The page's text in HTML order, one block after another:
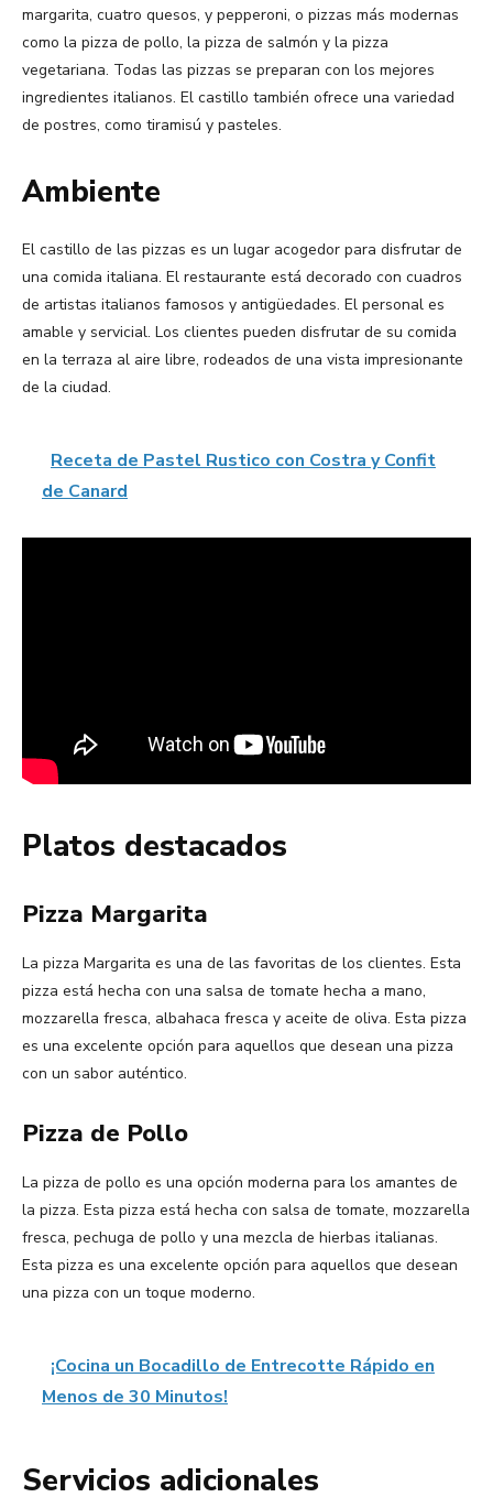
margarita, cuatro quesos, y pepperoni, o pizzas más modernas
como la pizza de pollo, la pizza de salmón y la pizza
vegetariana. Todas las pizzas se preparan con los mejores
ingredientes italianos. El castillo también ofrece una variedad
de postres, como tiramisú y pasteles.
Ambiente
El castillo de las pizzas es un lugar acogedor para disfrutar de
una comida italiana. El restaurante está decorado con cuadros
de artistas italianos famosos y antigüedades. El personal es
amable y servicial. Los clientes pueden disfrutar de su comida
en la terraza al aire libre, rodeados de una vista impresionante
de la ciudad.
Receta de Pastel Rustico con Costra y Confit
de Canard
Platos destacados
Pizza Margarita
La pizza Margarita es una de las favoritas de los clientes. Esta
pizza está hecha con una salsa de tomate hecha a mano,
mozzarella fresca, albahaca fresca y aceite de oliva. Esta pizza
es una excelente opción para aquellos que desean una pizza
con un sabor auténtico.
Pizza de Pollo
La pizza de pollo es una opción moderna para los amantes de
la pizza. Esta pizza está hecha con salsa de tomate, mozzarella
fresca, pechuga de pollo y una mezcla de hierbas italianas.
Esta pizza es una excelente opción para aquellos que desean
una pizza con un toque moderno.
¡Cocina un Bocadillo de Entrecotte Rápido en
Menos de 30 Minutos!
Servicios adicionales